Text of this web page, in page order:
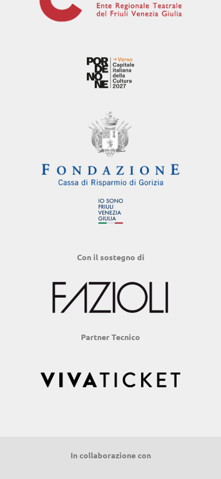
Con il sostegno di
Partner Tecnico
In collaborazione con